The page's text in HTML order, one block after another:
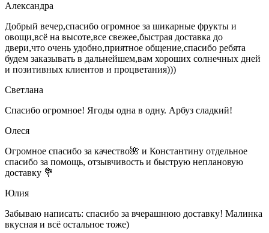
Александра
Добрый вечер,спасибо огромное за шикарные фрукты и
овощи,всё на высоте,все свежее,быстрая доставка до
двери,что очень удобно,приятное общение,спасибо ребята
будем заказывать в дальнейшем,вам хороших солнечных дней
и позитивных клиентов и процветания)))
Светлана
Спасибо огромное! Ягоды одна в одну. Арбуз сладкий!
Олеся
Огромное спасибо за качество🌺 и Константину отдельное
спасибо за помощь, отзывчивость и быструю неплановую
доставку 💐
Юлия
Забываю написать: спасибо за вчерашнюю доставку! Малинка
вкусная и всё остальное тоже)